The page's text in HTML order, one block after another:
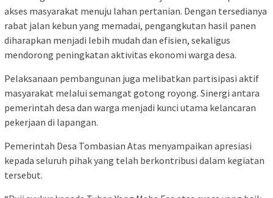
akses masyarakat menuju lahan pertanian. Dengan tersedianya
rabat jalan kebun yang memadai, pengangkutan hasil panen
diharapkan menjadi lebih mudah dan efisien, sekaligus
mendorong peningkatan aktivitas ekonomi warga desa.
Pelaksanaan pembangunan juga melibatkan partisipasi aktif
masyarakat melalui semangat gotong royong. Sinergi antara
pemerintah desa dan warga menjadi kunci utama kelancaran
pekerjaan di lapangan.
Pemerintah Desa Tombasian Atas menyampaikan apresiasi
kepada seluruh pihak yang telah berkontribusi dalam kegiatan
tersebut.